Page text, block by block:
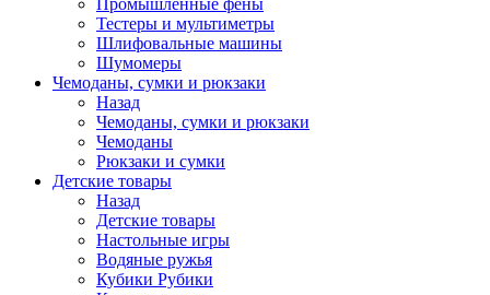
Промышленные фены
Тестеры и мультиметры
Шлифовальные машины
Шумомеры
Чемоданы, сумки и рюкзаки
Назад
Чемоданы, сумки и рюкзаки
Чемоданы
Рюкзаки и сумки
Детские товары
Назад
Детские товары
Настольные игры
Водяные ружья
Кубики Рубики